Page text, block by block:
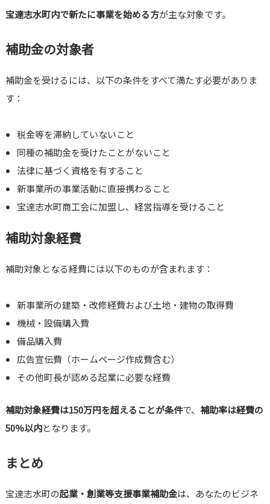
宝達志水町内で新たに事業を始める方が主な対象です。
補助金の対象者
補助金を受けるには、以下の条件をすべて満たす必要がありま
す：
税金等を滞納していないこと
同種の補助金を受けたことがないこと
法律に基づく資格を有すること
新事業所の事業活動に直接携わること
宝達志水町商工会に加盟し、経営指導を受けること
補助対象経費
補助対象となる経費には以下のものが含まれます：
新事業所の建築・改修経費および土地・建物の取得費
機械・設備購入費
備品購入費
広告宣伝費（ホームページ作成費含む）
その他町長が認める起業に必要な経費
補助対象経費は150万円を超えることが条件で、 補助率は経費の
50％以内となります。
まとめ
宝達志水町の起業・創業等支援事業補助金は、あなたのビジネ